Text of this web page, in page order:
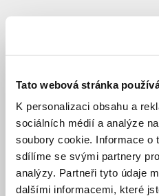
Tato webová stránka
K personalizaci obsahu a
sociálních médií a analýze
soubory cookie. Informace o
sdílíme se svými partnery
analýzy. Partneři tyto údaje
dalšími informacemi, které
SUBJEKT